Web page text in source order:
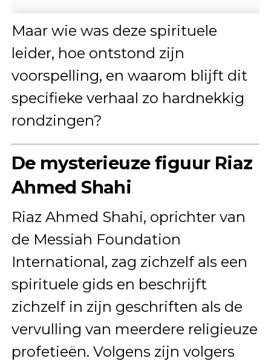
Maar wie was deze spirituele
leider, hoe ontstond zijn
voorspelling, en waarom blijft dit
specifieke verhaal zo hardnekkig
rondzingen?
De mysterieuze figuur Riaz
Ahmed Shahi
Riaz Ahmed Shahi, oprichter van
de Messiah Foundation
International, zag zichzelf als een
spirituele gids en beschrijft
zichzelf in zijn geschriften als de
vervulling van meerdere religieuze
profetieën. Volgens zijn volgers